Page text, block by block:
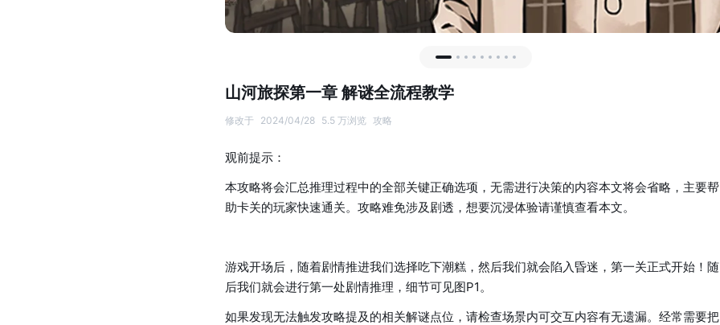
山河旅探第一章 解谜全流程教学
修改于 2024/04/28 5.5 万浏览 攻略
观前提示：
本攻略将会汇总推理过程中的全部关键正确选项，无需进行决策的内容本文将会省略，主要帮
助卡关的玩家快速通关。攻略难免涉及剧透，想要沉浸体验请谨慎查看本文。
游戏开场后，随着剧情推进我们选择吃下潮糕，然后我们就会陷入昏迷，第一关正式开始！随
后我们就会进行第一处剧情推理，细节可见图P1。
如果发现无法触发攻略提及的相关解谜点位，请检查场景内可交互内容有无遗漏。经常需要把